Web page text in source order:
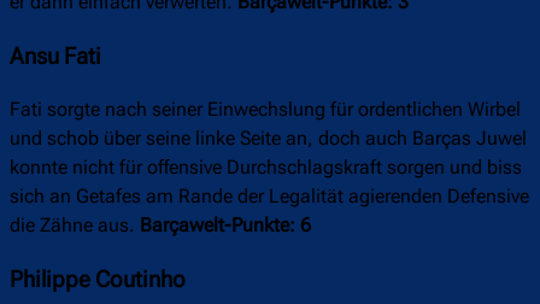
Ansu Fati
Fati sorgte nach seiner Einwechslung für ordentlichen Wirbel
und schob über seine linke Seite an, doch auch Barças Juwel
konnte nicht für offensive Durchschlagskraft sorgen und biss
sich an Getafes am Rande der Legalität agierenden Defensive
die Zähne aus. Barçawelt-Punkte: 6
Philippe Coutinho